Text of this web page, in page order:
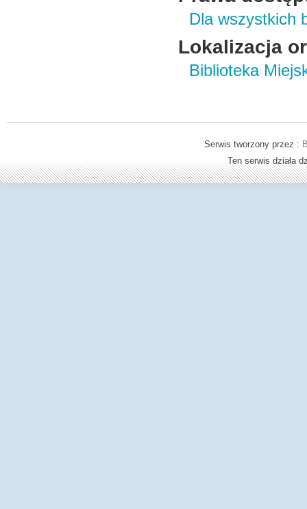
Dla wszystkich
Lokalizacja
Biblioteka
Serwis tworzony przez :
Ten serwis działa